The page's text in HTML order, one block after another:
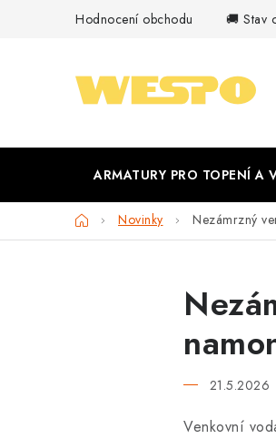
Hodnocení obchodu 🚚 Stav
ARMATURY PRO TOPENÍ A
DomůNovinky Nezámrzný
21.5.2026
Venkovní